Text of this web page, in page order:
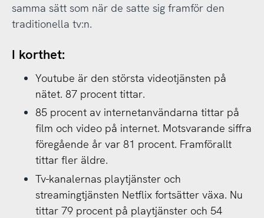
samma sätt som när de satte sig framför den
traditionella tv:n.
I korthet:
Youtube är den största videotjänsten på
nätet. 87 procent tittar.
85 procent av internetanvändarna tittar på
film och video på internet. Motsvarande siffra
föregående år var 81 procent. Framförallt
tittar fler äldre.
Tv-kanalernas playtjänster och
streamingtjänsten Netflix fortsätter växa. Nu
tittar 79 procent på playtjänster och 54